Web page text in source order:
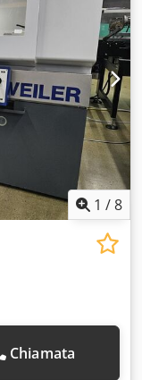
Potenza max.
kg Ingombro
trucioli
1 /8
Chiamata